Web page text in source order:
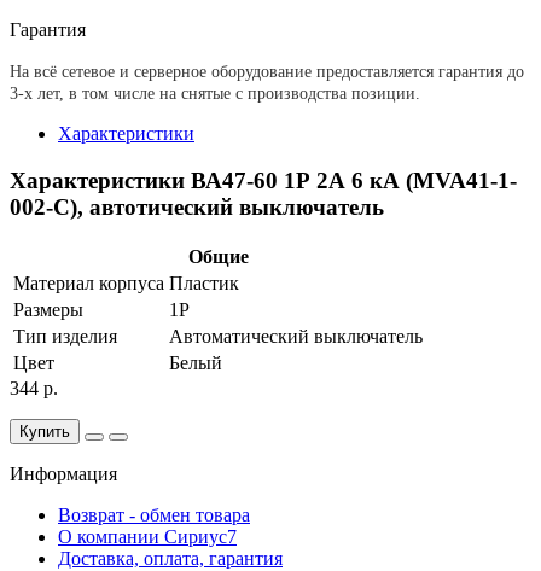
Гарантия
На всё сетевое и серверное оборудование предоставляется гарантия до
3-х лет, в том числе на снятые с производства позиции.
Характеристики
Характеристики ВА47-60 1Р 2А 6 кА (MVA41-1-
002-C), автотический выключатель
Общие
Материал корпуса Пластик
Размеры
1Р
Тип изделия
Автоматический выключатель
Цвет
Белый
344 р.
Купить
Информация
Возврат - обмен товара
О компании Сириус7
Доставка, оплата, гарантия